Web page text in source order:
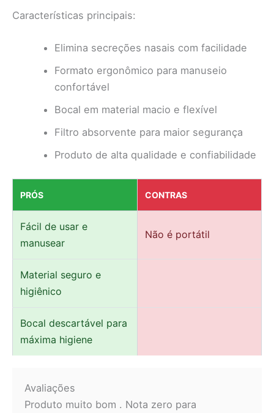
Características principais:
Elimina secreções nasais com facilidade
Formato ergonômico para manuseio
confortável
Bocal em material macio e flexível
Filtro absorvente para maior segurança
Produto de alta qualidade e confiabilidade
PRÓS CONTRAS
Fácil de usar e
manusear
Não é portátil
Material seguro e
higiênico
Bocal descartável para
máxima higiene
Avaliações
Produto muito bom . Nota zero para